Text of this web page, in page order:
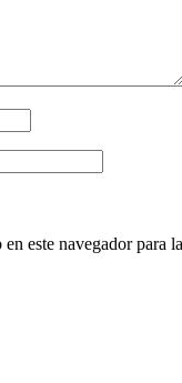
este navegador para